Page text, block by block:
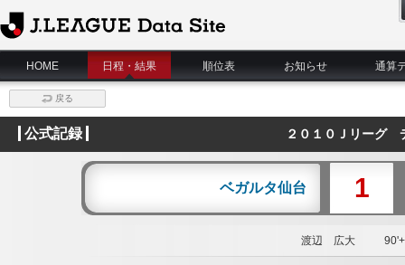
J.League Data Site
HOME
日程・結果 順位表 お知らせ 通算
戻る
公式記録 ２０１０Ｊリーグ
ベガルタ仙台 1
渡辺 広大